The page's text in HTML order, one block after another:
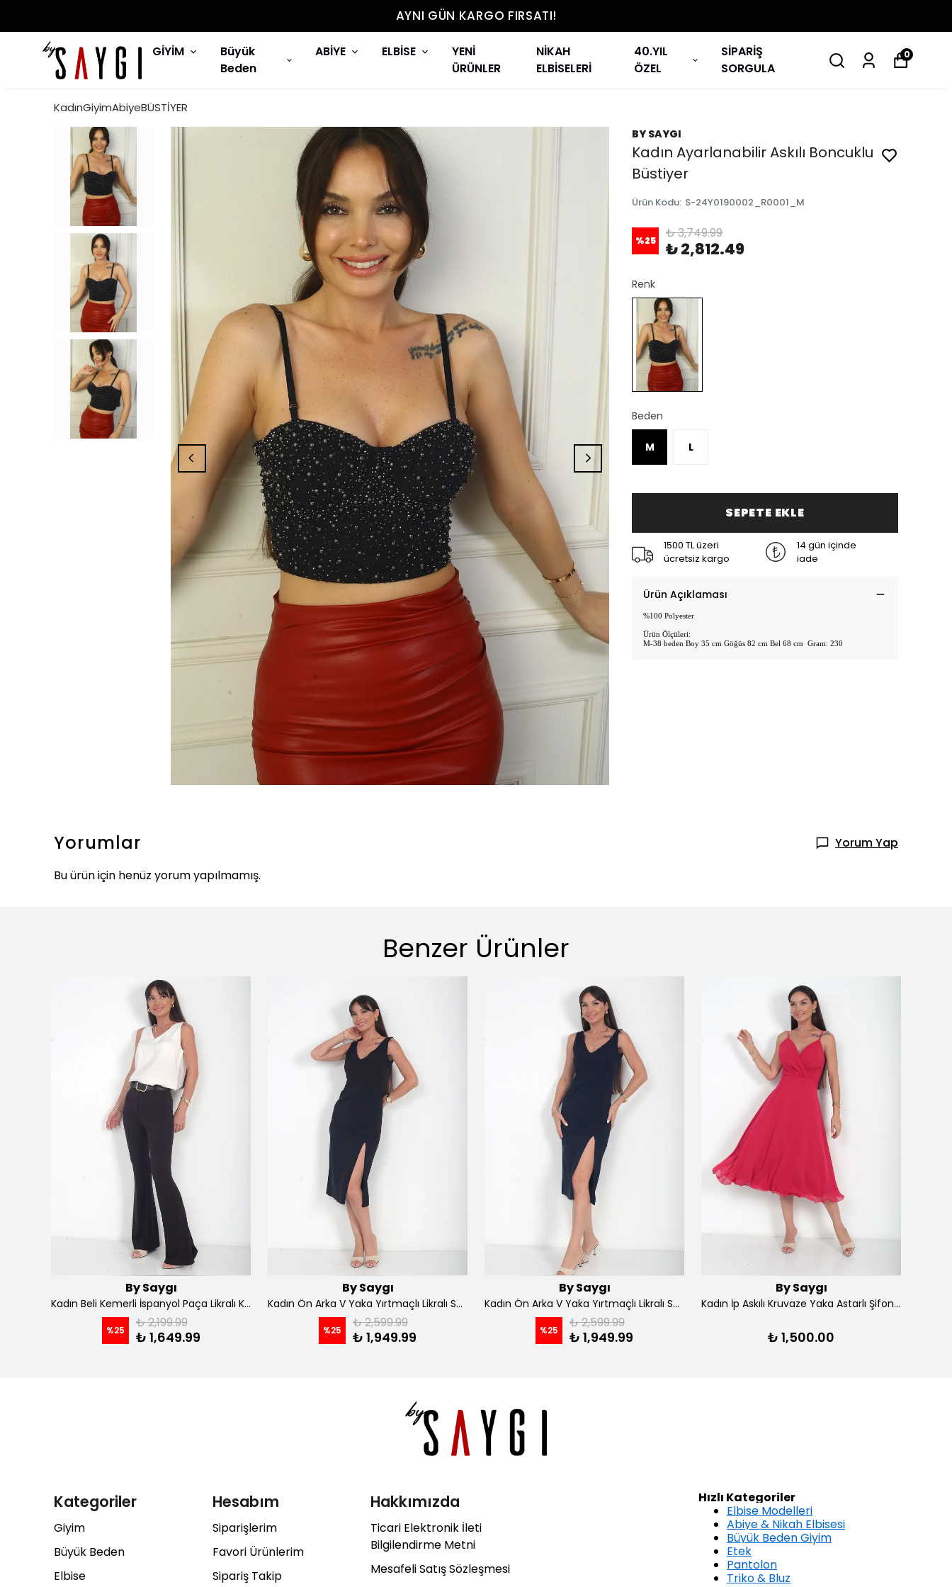
AYNI GÜN KARGO FIRSATI!
GİYİM
Büyük
Beden
ABİYE ELBİSE
YENİ
ÜRÜNLER
NİKAH
ELBİSELERİ
40.YIL
ÖZEL
SİPARİŞ
SORGULA
0
KadınGiyimAbiyeBÜSTİYER
BY SAYGI
Kadın Ayarlanabilir Askılı Boncuklu
Büstiyer
Ürün Kodu: S-24Y0190002_R0001_M
%25 ₺ 3,749.99
₺ 2,812.49
Renk
Beden
M L
SEPETE EKLE
1500 TL üzeri
ücretsiz kargo
14 gün içinde
iade
Ürün Açıklaması
%100 Polyester
Ürün Ölçüleri:
M-38 beden Boy 35 cm Göğüs 82 cm Bel 68 cm Gram: 230
Yorumlar
Yorum Yap
Bu ürün için henüz yorum yapılmamış.
Benzer Ürünler
By Saygı
Kadın Beli Kemerli İspanyol Paça Likralı Krep Pantolon - Kahve
%25 ₺ 2,199.99
₺ 1,649.99
By Saygı
Kadın Ön Arka V Yaka Yırtmaçlı Likralı Scuba Midi Elbise - Siyah
%25 ₺ 2,599.99
₺ 1,949.99
By Saygı
Kadın Ön Arka V Yaka Yırtmaçlı Likralı Scuba Midi Elbise - Lacivert
%25 ₺ 2,599.99
₺ 1,949.99
By Saygı
Kadın İp Askılı Kruvaze Yaka Astarlı Şifon Kloş Midi Elbise - Kırmızı
₺ 1,500.00
Kategoriler
Giyim
Büyük Beden
Elbise
Hesabım
Siparişlerim
Favori Ürünlerim
Sipariş Takip
Hakkımızda
Ticari Elektronik İleti
Bilgilendirme Metni
Mesafeli Satış Sözleşmesi
Hızlı Kategoriler
Elbise Modelleri
Abiye & Nikah Elbisesi
Büyük Beden Giyim
Etek
Pantolon
Triko & Bluz